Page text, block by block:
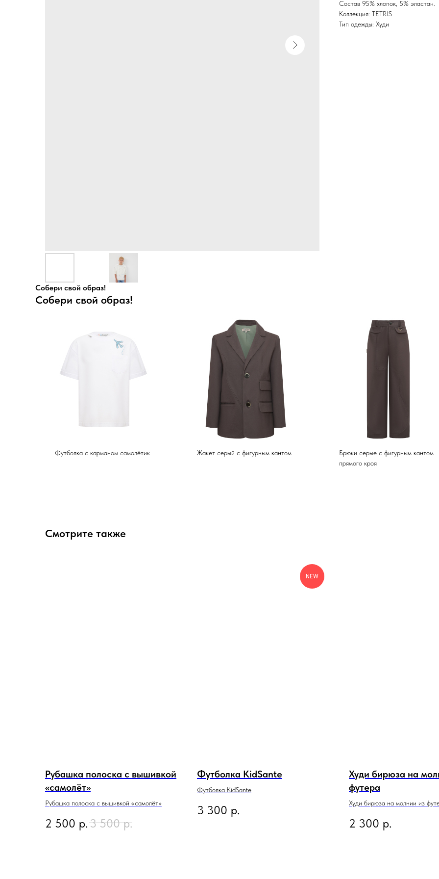
Состав 95% хлопок, 5% эластан.
Коллекция: TETRIS
Тип одежды: Худи
Собери свой образ!
Собери свой образ!
Футболка с карманом самолётик Жакет серый с фигурным кантом
Брюки серые с фигурным кантом
прямого кроя
Смотрите также
Рубашка полоска с вышивкой
«самолёт»
Рубашка полоска с вышивкой «самолёт»
2 500 р.3 500 р.
NEW
Футболка KidSante
Футболка KidSante
3 300 р.
Худи бирюза на
футера
Худи бирюза на молнии из
2 300 р.